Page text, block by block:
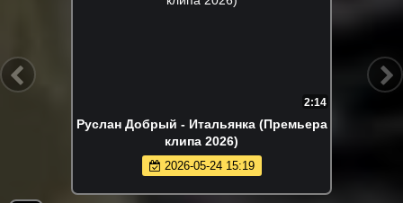
2:14
Руслан Добрый - Итальянка (Премьера
клипа 2026)
2026-05-24 15:19